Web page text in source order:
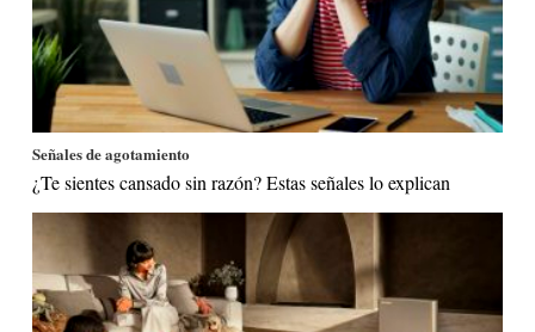
Señales de agotamiento
¿Te sientes cansado sin razón? Estas señales lo explican